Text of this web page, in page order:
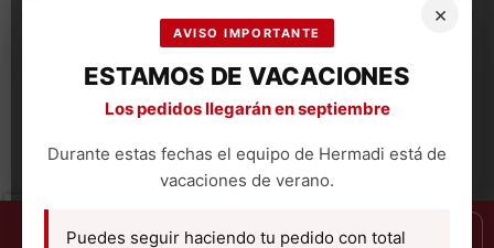
Aceptar todo
Denegar
Configuración
×
AVISO IMPORTANTE
ESTAMOS DE VACACIONES
Los pedidos llegarán en septiembre
Durante estas fechas el equipo de Hermadi está de
vacaciones de verano.
Puedes seguir haciendo tu pedido con total